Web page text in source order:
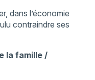
dans l’économie
contraindre ses
la famille /